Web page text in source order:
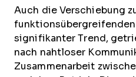
Auch die Verschiebung
funktionsübergreifenden
signifikanter Trend,
nach nahtloser
Zusammenarbeit